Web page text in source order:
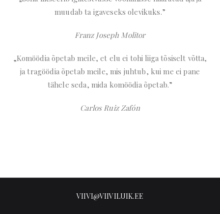
muudab ta igaveseks olevikuks.”
Franz Joseph Molitor
„Komöödia õpetab meile, et elu ei tohi liiga tõsiselt võtta,
ja tragöödia õpetab meile, mis juhtub, kui me ei pane
tähele seda, mida komöödia õpetab.”
Carlos Ruiz Zafón
VIIVI@VIIVILUIK.EE